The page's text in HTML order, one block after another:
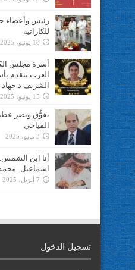
رئيس وأعضاء
للكاراتيه
18 يونيو، 2025
أسرة مجلس
العرب تتقدم
الشريف
15 يونيو، 2025
تفوُّق ونصر
المياحي
3 مايو، 2025
أنا ابن
7 أبريل، 2025
تسجيل الدخول